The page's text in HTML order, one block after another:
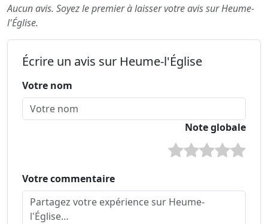
Aucun avis. Soyez le premier à laisser votre avis sur Heume-
l'Église.
Écrire un avis sur Heume-l'Église
Votre nom
Note globale
Votre commentaire